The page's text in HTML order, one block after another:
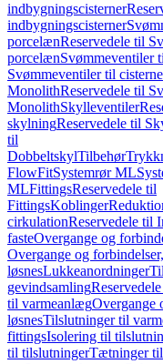
indbygningscisterner
indbygningscisterner
porcelænReservedele til
porcelænSvømmeventiler
Svømmeventiler til
MonolithReservedele til
MonolithSkylleventiler
skylningReservedele til
til
DobbeltskylTilbehør
FlowFitSystemrør ML
MLFittingsReservedele til
FittingsKoblinger
cirkulationReservedele til
fasteOvergange og
Overgange og
løsnesLukkeanordninger
gevindsamling
til varmeanlægOvergange
løsnesTilslutninger til
fittingsIsolering til
til tilslutningerTætninger